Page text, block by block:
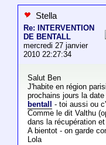
Stella
Re: INTERVENTION
DE BENTALL
mercredi 27 janvier
2010 22:27:34
Salut Ben
J'habite en région
prochains jours la
bentall
- toi aussi ou
Comme le dit Valthu
dans la récupération
A bientot - on garde
Lola